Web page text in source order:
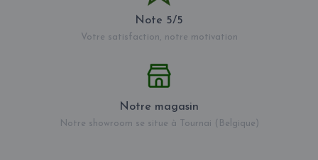
Note 5/5
Votre satisfaction, notre motivation
Notre magasin
Notre showroom se situe à Tournai (Belgique)